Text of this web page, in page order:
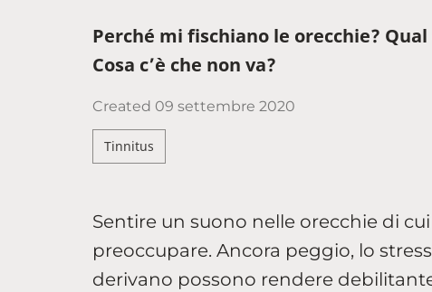
Perché mi fischiano le orecchie?
Cosa c’è che non va?
Created 09 settembre 2020
Tinnitus
Sentire un suono nelle orecchie di
preoccupare. Ancora peggio, lo
derivano possono rendere